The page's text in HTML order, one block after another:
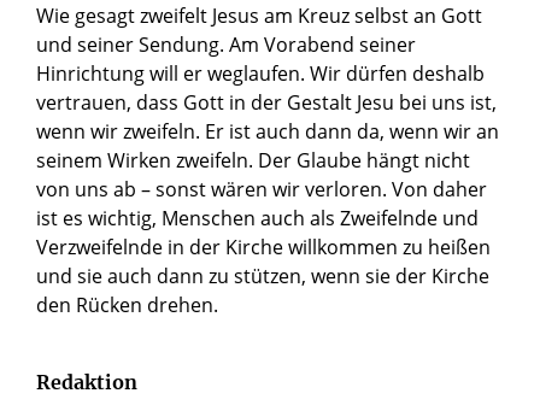
Wie gesagt zweifelt Jesus am Kreuz selbst an Gott
und seiner Sendung. Am Vorabend seiner
Hinrichtung will er weglaufen. Wir dürfen deshalb
vertrauen, dass Gott in der Gestalt Jesu bei uns ist,
wenn wir zweifeln. Er ist auch dann da, wenn wir an
seinem Wirken zweifeln. Der Glaube hängt nicht
von uns ab – sonst wären wir verloren. Von daher
ist es wichtig, Menschen auch als Zweifelnde und
Verzweifelnde in der Kirche willkommen zu heißen
und sie auch dann zu stützen, wenn sie der Kirche
den Rücken drehen.
Redaktion